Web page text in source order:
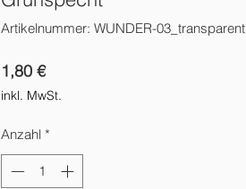
Artikelnummer: WUNDER-03_transparent
1,80 €Preis
inkl. MwSt.
Anzahl *